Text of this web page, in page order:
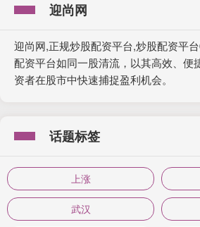
迎尚网
迎尚网,正规炒股配资平台,炒股配资平
配资平台如同一股清流，以其高效、便
资者在股市中快速捕捉盈利机会。
话题标签
上涨
武汉